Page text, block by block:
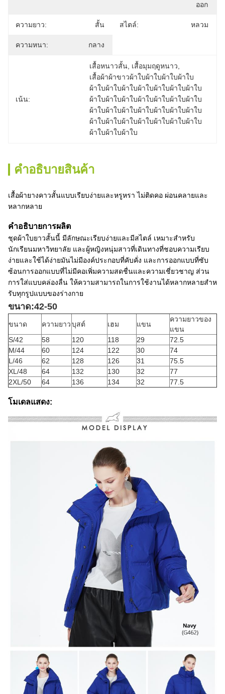
ออก
ความยาว: สั้น สไตล์: หลวม
ความหนา: กลาง
เน้น:
เสื้อหนาวสั้น เสื้อมุมฤดูหนาว
เสื้อผ้าผ้าขาวผ้าใบผ้าใบผ้าใบผ้าใบ
ผ้าใบผ้าใบผ้าใบผ้าใบผ้าใบผ้าใบผ้าใบ
ผ้าใบผ้าใบผ้าใบผ้าใบผ้าใบผ้าใบผ้าใบ
ผ้าใบผ้าใบผ้าใบผ้าใบผ้าใบผ้าใบผ้าใบ
ผ้าใบผ้าใบผ้าใบผ้าใบผ้าใบผ้าใบผ้าใบ
ผ้าใบผ้าใบผ้าใบ
คําอธิบายสินค้า
เสื้อผ้ายางคาวสั้นแบบเรียบง่ายและหรูหรา ไม่ติดคอ ผ่อนคลายและ
หลากหลาย
คําอธิบายการผลิต
ชุดผ้าใบยาวสั้นนี้ มีลักษณะเรียบง่ายและมีสไตล์ เหมาะสําหรับ
นักเรียนมหาวิทยาลัย และผู้หญิงหนุ่มสาวที่เดินทางที่ชอบความเรียบ
ง่ายและใช้ได้ง่ายมันไม่มีองค์ประกอบที่คับคั่ง และการออกแบบที่ซับ
ซ้อนการออกแบบที่ไม่มีคอเพิ่มความสดชื่นและความเชี่ยวชาญ ส่วน
การใส่แบบคล่องลื่น ให้ความสามารถในการใช้งานได้หลากหลายสําห
รับทุกรูปแบบของร่างกาย
ขนาด:42-50
ขนาด ความยาวบุสต์ เฮม แขน
ความยาวของ
แขน
S/42
58 120 118 29
72.5
M/44
60 124 122 30
74
L/46
62 128 126 31
75.5
XL/48
64 132 130 32
77
2XL/50
64 136 134 32 77.5
โมเดลแสดง: